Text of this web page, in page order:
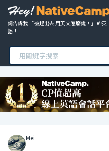
請告訴我 「被趕出去 用英文怎麼說！」 的英
語！
Mei